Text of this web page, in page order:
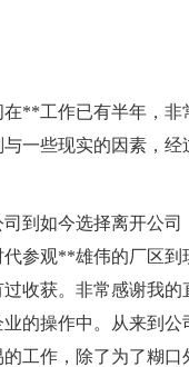
**工作已有半年，
一些现实的因素，
司到如今选择离开公
参观**雄伟的厂区
收获。非常感谢我
的操作中。从来到
工作，除了为了糊